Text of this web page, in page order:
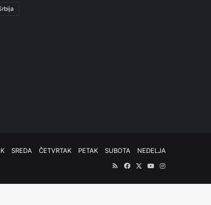
SREDA ČETVRTAK PETAK SUBOTA
NEDELJA
RSSFacebook
X YouTubeInstagram